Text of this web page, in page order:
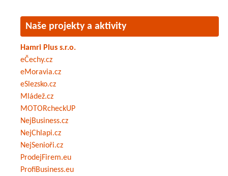
Naše projekty a aktivity
Hamri Plus s.r.o.
eČechy.cz
eMoravia.cz
eSlezsko.cz
Mládež.cz
MOTORcheckUP
NejBusiness.cz
NejChlapi.cz
NejSenioři.cz
ProdejFirem.eu
ProfiBusiness.eu